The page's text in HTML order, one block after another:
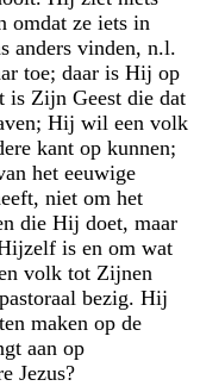
omdat ze iets in
anders vinden, n.l.
toe; daar is Hij op
is Zijn Geest die dat
Hij wil een volk
kant op kunnen;
het eeuwige
niet om het
die Hij doet, maar
is en om wat
volk tot Zijnen
bezig. Hij
maken op de
aan op
Jezus?